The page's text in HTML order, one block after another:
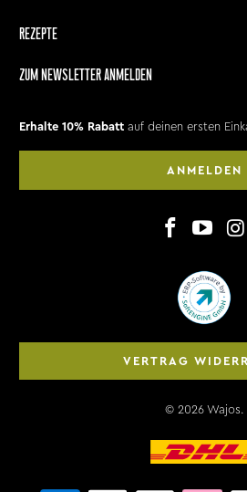
REZEPTE
ZUM NEWSLETTER ANMELDEN
Erhalte 10% Rabatt auf deinen ersten
ANMELDEN
VERTRAG
© 2026 Wajos